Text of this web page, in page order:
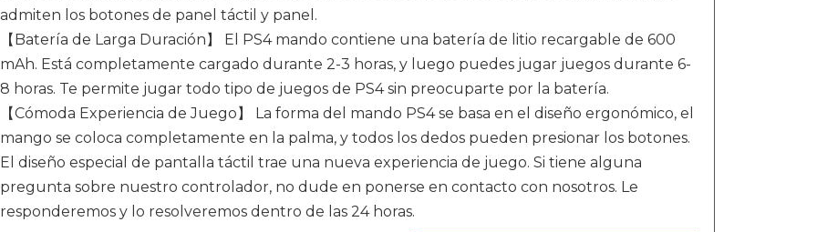
admiten los botones de panel táctil y panel.
【Batería de Larga Duración】 El PS4 mando contiene una batería de litio recargable de 600
mAh. Está completamente cargado durante 2-3 horas, y luego puedes jugar juegos durante 6-
8 horas. Te permite jugar todo tipo de juegos de PS4 sin preocuparte por la batería.
【Cómoda Experiencia de Juego】 La forma del mando PS4 se basa en el diseño ergonómico, el
mango se coloca completamente en la palma, y todos los dedos pueden presionar los botones.
El diseño especial de pantalla táctil trae una nueva experiencia de juego. Si tiene alguna
pregunta sobre nuestro controlador, no dude en ponerse en contacto con nosotros. Le
responderemos y lo resolveremos dentro de las 24 horas.